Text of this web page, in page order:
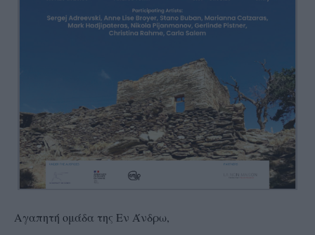
Αγαπητή ομάδα της Εν Άνδρω,